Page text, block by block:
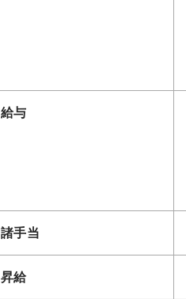
給与
諸手当
昇給